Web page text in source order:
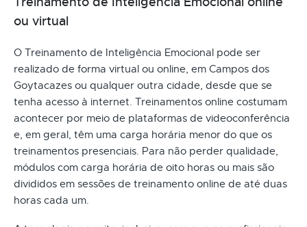
ou virtual
O Treinamento de Inteligência Emocional pode ser
realizado de forma virtual ou online, em Campos dos
Goytacazes ou qualquer outra cidade, desde que se
tenha acesso à internet. Treinamentos online costumam
acontecer por meio de plataformas de videoconferência
e, em geral, têm uma carga horária menor do que os
treinamentos presenciais. Para não perder qualidade,
módulos com carga horária de oito horas ou mais são
divididos em sessões de treinamento online de até duas
horas cada um.